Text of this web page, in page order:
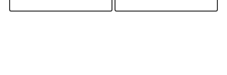
が求められます。また、損切り
て詳しく解説します。商工会の